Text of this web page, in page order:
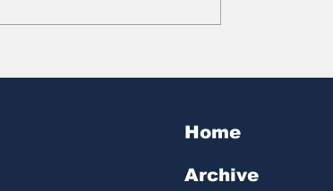
Home
Archive